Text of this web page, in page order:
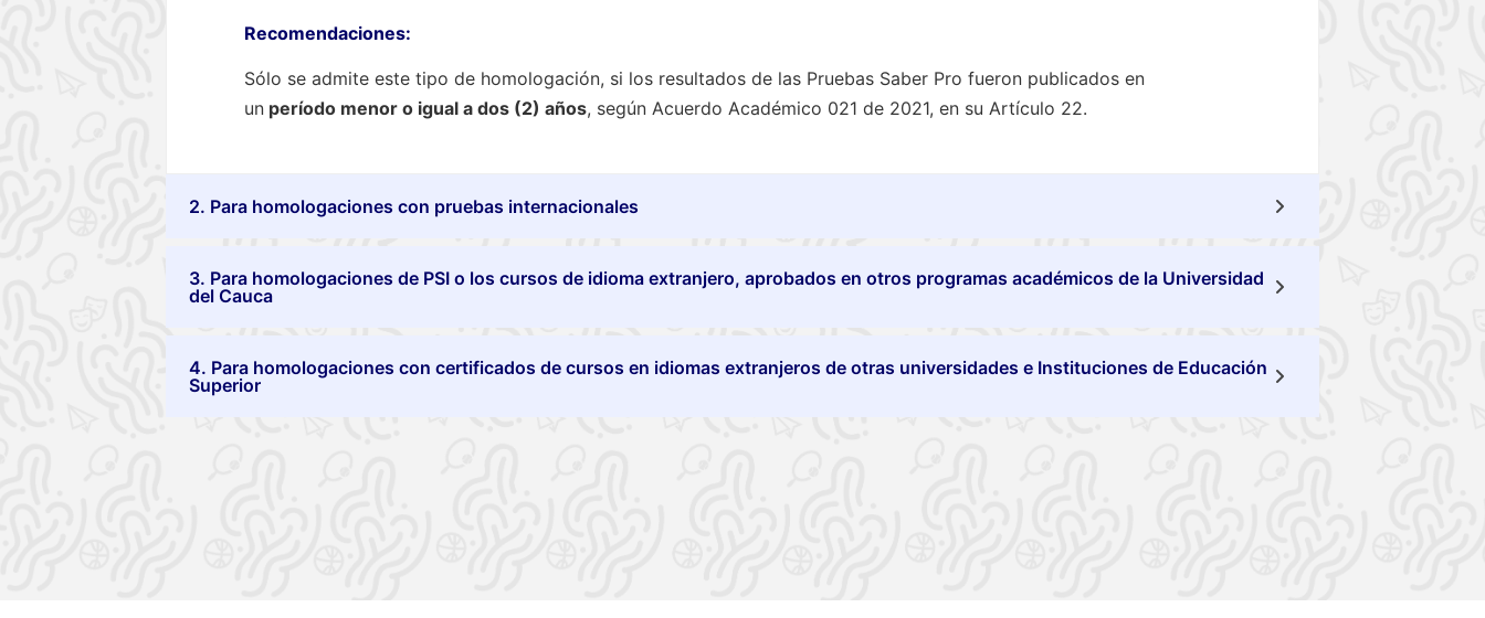
Recomendaciones:
Sólo se admite este tipo de homologación, si los resultados de las Pruebas Saber Pro fueron publicados en
un período menor o igual a dos (2) años, según Acuerdo Académico 021 de 2021, en su Artículo 22.
2. Para homologaciones con pruebas internacionales
3. Para homologaciones de PSI o los cursos de idioma extranjero, aprobados en otros programas académicos de la Universidad
del Cauca
4. Para homologaciones con certificados de cursos en idiomas extranjeros de otras universidades e Instituciones de Educación
Superior